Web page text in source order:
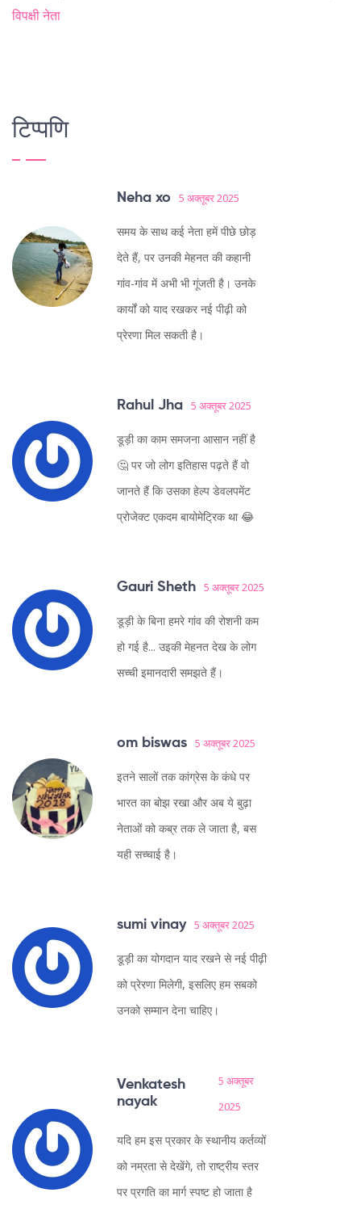
विपक्षी नेता
टिप्पणि
Neha xo 5 अक्तूबर 2025
समय के साथ कई नेता हमें पीछे छोड़
देते हैं, पर उनकी मेहनत की कहानी
गांव-गांव में अभी भी गूंजती है। उनके
कार्यों को याद रखकर नई पीढ़ी को
प्रेरणा मिल सकती है।
Rahul Jha 5 अक्तूबर 2025
डूड़ी का काम समजना आसान नहीं है
🤔 पर जो लोग इतिहास पढ़ते हैं वो
जानते हैं कि उसका हेल्प डेवलपमेंट
प्रोजेक्ट एकदम बायोमेट्रिक था 😂
Gauri Sheth 5 अक्तूबर 2025
डूड़ी के बिना हमरे गांव की रोशनी कम
हो गई है... उइकी मेहनत देख के लोग
सच्ची इमानदारी समझते हैं।
om biswas 5 अक्तूबर 2025
इतने सालों तक कांग्रेस के कंधे पर
भारत का बोझ रखा और अब ये बुढ़ा
नेताओं को कब्र तक ले जाता है, बस
यही सच्चाई है।
sumi vinay 5 अक्तूबर 2025
डूड़ी का योगदान याद रखने से नई पीढ़ी
को प्रेरणा मिलेगी, इसलिए हम सबको
उनको सम्मान देना चाहिए।
Venkatesh
nayak
5 अक्तूबर
2025
यदि हम इस प्रकार के स्थानीय कर्तव्यों
को नम्रता से देखेंगे, तो राष्ट्रीय स्तर
पर प्रगति का मार्ग स्पष्ट हो जाता है